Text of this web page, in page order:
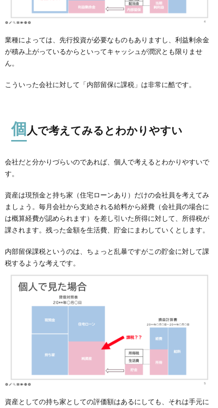
業種によっては、先行投資が必要なものもありますし、利益剰余金
が積み上がっているからといってキャッシュが潤沢とも限りませ
ん。
こういった会社に対して「内部留保に課税」は非常に酷です。
個人で考えてみるとわかりやすい
会社だと分かりづらいのであれば、個人で考えるとわかりやすいで
す。
資産は現預金と持ち家（住宅ローンあり）だけの会社員を考えてみ
ましょう。毎月会社から支給される給料から経費（会社員の場合に
は概算経費が認められます）を差し引いた所得に対して、所得税が
課されます。残った金額を生活費、貯金にまわしていくとします。
内部留保課税というのは、ちょっと乱暴ですがこの貯金に対して課
税するような考えです。
資産としての持ち家としての評価額はあるにしても、それは手元に